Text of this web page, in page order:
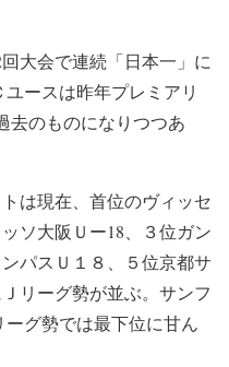
大会で連続「日本一」に
ースは昨年プレミアリ
去のものになりつつあ
は現在、首位のヴィッセ
ソ大阪Ｕー18、３位ガン
パスＵ１８、５位京都サ
リーグ勢が並ぶ。サンフ
グ勢では最下位に甘ん